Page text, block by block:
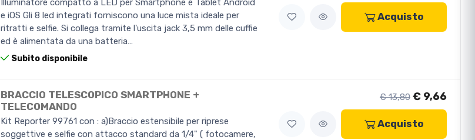
Illuminatore compatto a LED per Smartphone e Tablet Android
e iOS Gli 8 led integrati forniscono una luce mista ideale per
ritratti e selfie. Si collega tramite l'uscita jack 3,5 mm delle cuffie
ed è alimentata da una batteria…
Subito disponibile
Acquisto
BRACCIO TELESCOPICO SMARTPHONE +
TELECOMANDO
Kit Reporter 99761 con : a)Braccio estensibile per riprese
soggettive e selfie con attacco standard da 1/4" ( fotocamere,
€ 13,80 € 9,66
Acquisto